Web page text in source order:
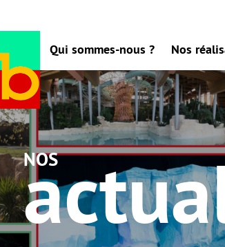
Qui sommes-nous ? Nos
nos